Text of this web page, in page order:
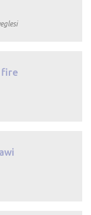
fire